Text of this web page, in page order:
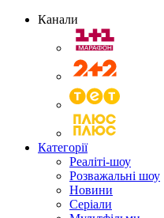
Канали
Категорії
Реаліті-шоу
Розважальні шоу
Новини
Серіали